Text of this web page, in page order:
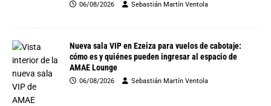
06/08/2026 Sebastián Martín Ventola
Nueva sala VIP en Ezeiza para vuelos de cabotaje:
cómo es y quiénes pueden ingresar al espacio de
AMAE Lounge
06/08/2026 Sebastián Martín Ventola